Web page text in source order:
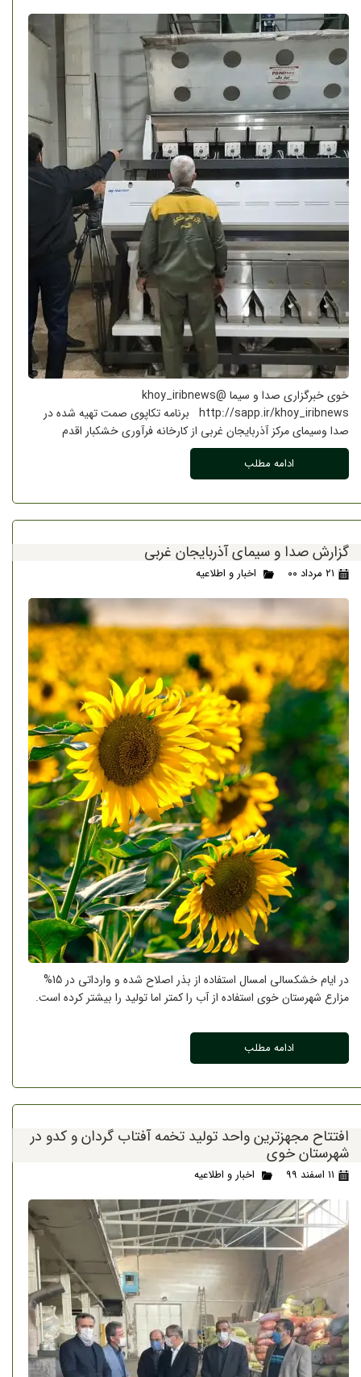
خوی خبرگزاری صدا و سیما khoy_iribnews@
http://sapp.ir/khoy_iribnews برنامه تکاپوی صمت تهیه شده در
صدا وسیمای مرکز آذربایجان غربی از کارخانه فرآوری خشکبار اقدم
ادامه مطلب
گزارش صدا و سیمای آذربایجان غربی
۲۱ مرداد ۰۰ اخبار و اطلاعیه
در ایام خشکسالی امسال استفاده از بذر اصلاح شده و وارداتی در 15%
مزارع شهرستان خوی استفاده از آب را کمتر اما تولید را بیشتر کرده است.
ادامه مطلب
افتتاح مجهزترین واحد تولید تخمه آفتاب گردان و کدو در
شهرستان خوی
۱۱ اسفند ۹۹ اخبار و اطلاعیه